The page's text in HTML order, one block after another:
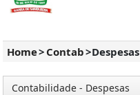
Home> Contab>Despesas
Contabilidade - Despesas